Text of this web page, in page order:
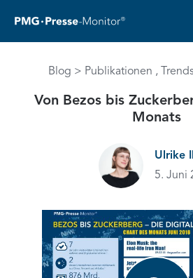
Blog Publikationen
Von Bezos bis
Monats
Ulrike
5. Juni